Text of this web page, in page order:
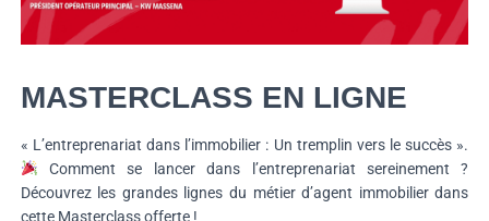
MASTERCLASS EN LIGNE
« L’entreprenariat dans l’immobilier : Un tremplin vers le succès ».
Comment se lancer dans l’entreprenariat sereinement ?
Découvrez les grandes lignes du métier d’agent immobilier dans
cette Masterclass offerte !